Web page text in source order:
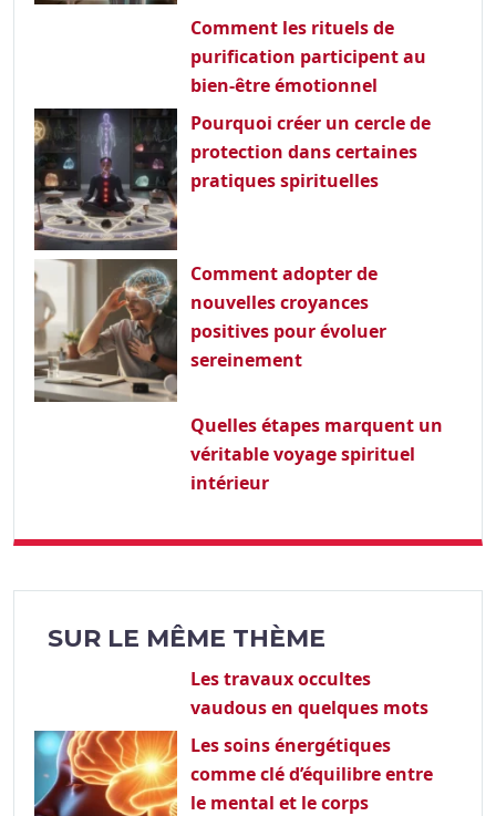
Comment les rituels de
purification participent au
bien-être émotionnel
Pourquoi créer un cercle de
protection dans certaines
pratiques spirituelles
Comment adopter de
nouvelles croyances
positives pour évoluer
sereinement
Quelles étapes marquent un
véritable voyage spirituel
intérieur
SUR LE MÊME THÈME
Les travaux occultes
vaudous en quelques mots
Les soins énergétiques
comme clé d’équilibre entre
le mental et le corps